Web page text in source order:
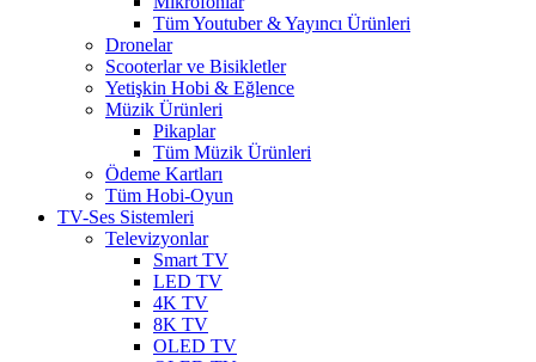
Tüm Youtuber & Yayıncı Ürünleri
Dronelar
Scooterlar ve Bisikletler
Yetişkin Hobi & Eğlence
Müzik Ürünleri
Pikaplar
Tüm Müzik Ürünleri
Ödeme Kartları
Tüm Hobi-Oyun
TV-Ses Sistemleri
Televizyonlar
Smart TV
LED TV
4K TV
8K TV
OLED TV